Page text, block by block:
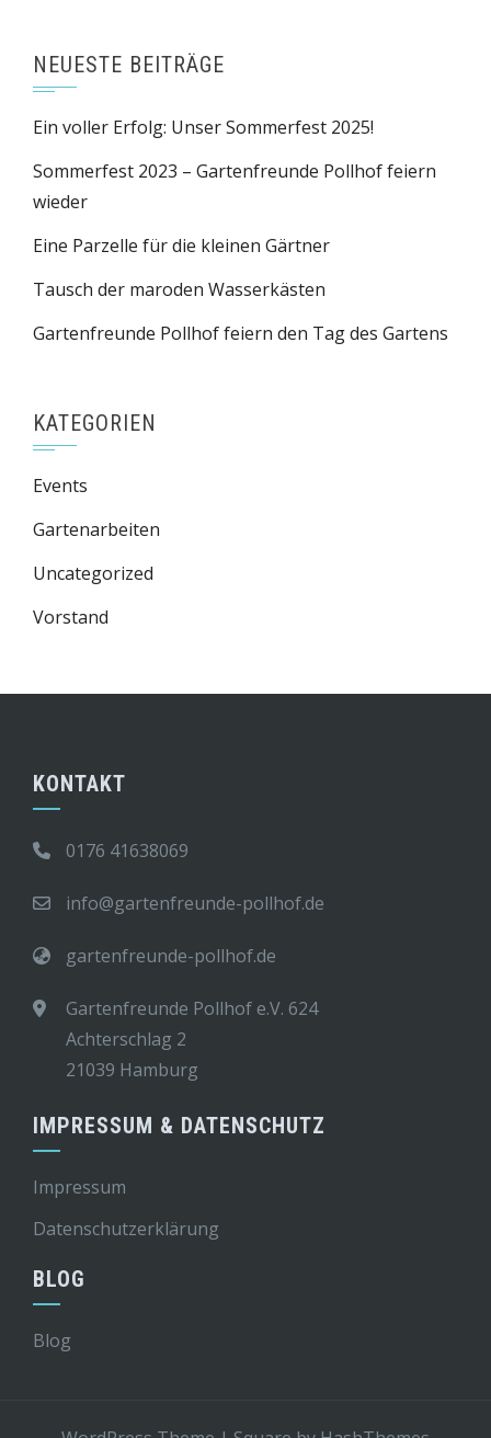
NEUESTE BEITRÄGE
Ein voller Erfolg: Unser Sommerfest 2025!
Sommerfest 2023 – Gartenfreunde Pollhof feiern
wieder
Eine Parzelle für die kleinen Gärtner
Tausch der maroden Wasserkästen
Gartenfreunde Pollhof feiern den Tag des Gartens
KATEGORIEN
Events
Gartenarbeiten
Uncategorized
Vorstand
KONTAKT
0176 41638069
info@gartenfreunde-pollhof.de
gartenfreunde-pollhof.de
Gartenfreunde Pollhof e.V. 624
Achterschlag 2
21039 Hamburg
IMPRESSUM & DATENSCHUTZ
Impressum
Datenschutzerklärung
BLOG
Blog